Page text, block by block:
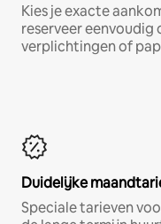
Kies je exacte
reserveer eenvoudig
verplichtingen of
Duidelijke
Speciale tarieven